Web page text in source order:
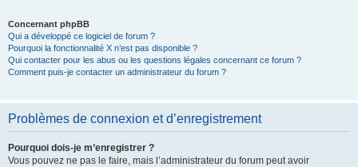
Concernant phpBB
Qui a développé ce logiciel de forum ?
Pourquoi la fonctionnalité X n’est pas disponible ?
Qui contacter pour les abus ou les questions légales concernant ce forum ?
Comment puis-je contacter un administrateur du forum ?
Problèmes de connexion et d’enregistrement
Pourquoi dois-je m’enregistrer ?
Vous pouvez ne pas le faire, mais l’administrateur du forum peut avoir